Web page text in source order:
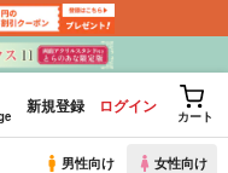
新規登録 ログイン
カート
男性向け 女性向け